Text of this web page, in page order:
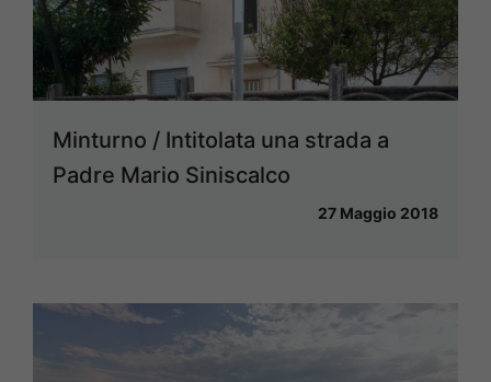
Minturno / Intitolata una strada a
Padre Mario Siniscalco
27 Maggio 2018